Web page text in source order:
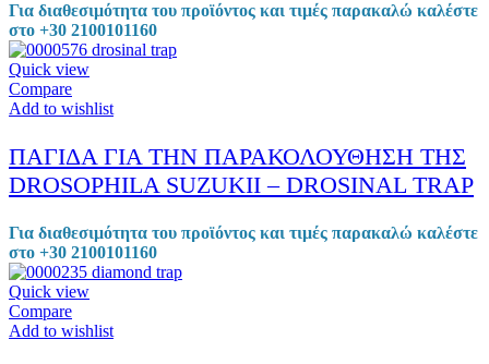
Για διαθεσιμότητα του προϊόντος και τιμές παρακαλώ καλέστε
στο +30 2100101160
Quick view
Compare
Add to wishlist
ΠΑΓΙΔΑ ΓΙΑ ΤΗΝ ΠΑΡΑΚΟΛΟΥΘΗΣΗ ΤΗΣ
DROSOPHILA SUZUKII – DROSINAL TRAP
Για διαθεσιμότητα του προϊόντος και τιμές παρακαλώ καλέστε
στο +30 2100101160
Quick view
Compare
Add to wishlist